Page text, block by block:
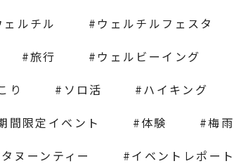
ルチル
ウェルチルフェスタ
旅行
ウェルビーイング
り ソロ活
ハイキング
間限定イベント 体験
梅雨
ヌーンティー
イベントレポート